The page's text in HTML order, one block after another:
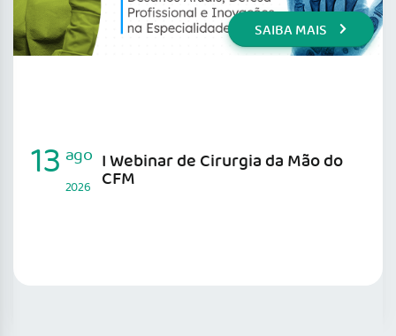
SAIBA MAIS
I Webinar de Cirurgia da Mão do
CFM
13 ago
2026